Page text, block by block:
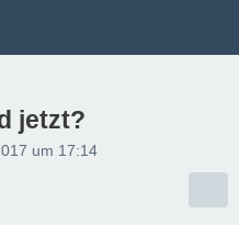
jetzt?
um 17:14